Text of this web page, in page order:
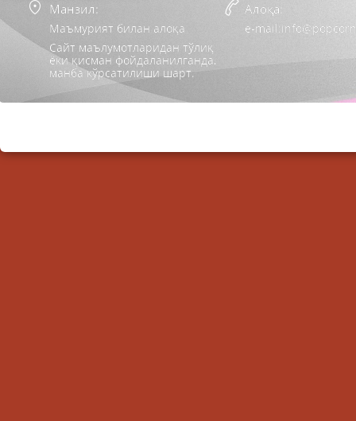
Манзил:
Маъмурият билан алоқа
Сайт маълумотларидан тўлиқ
ёки қисман фойдаланилганда,
манба кўрсатилиши шарт.
Алоқа:
e-